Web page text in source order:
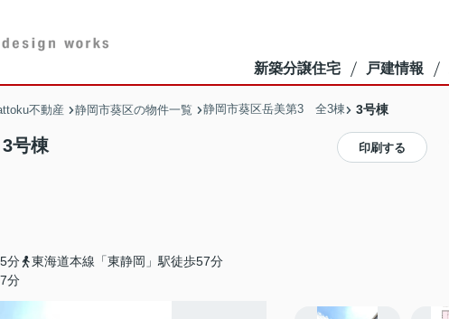
新築分譲住宅 戸建情報
不動産 静岡市葵区の物件一覧 静岡市葵区岳美第3 全3棟 3号棟
号棟
分
東海道本線「東静岡」駅徒歩57分
分
印刷する